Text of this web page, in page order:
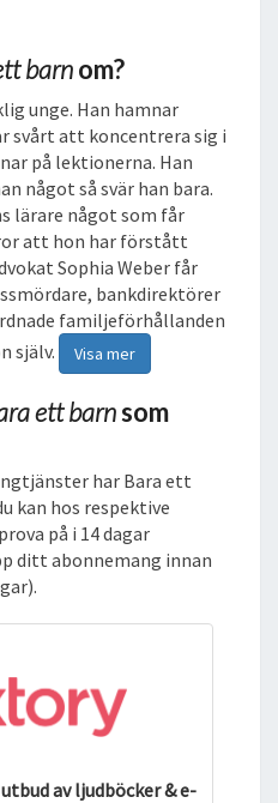
barnom?
unge. Han hamnar
svårt att koncentrera sig i
på lektionerna. Han
något så svär han bara.
lärare något som får
att hon har förstått
Sophia Weber får
bankdirektörer
familjeförhållanden
själv.
Visa mer
ett barnsom
har Bara ett
kan hos respektive
på i 14 dagar
ditt abonnemang innan
av ljudböcker & e-